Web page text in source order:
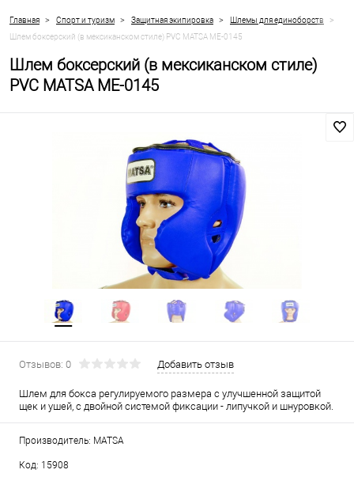
Главная > Спорт и туризм > Защитная экипировка > Шлемы для единоборств >
Шлем боксерский (в мексиканском стиле) PVC MATSA ME-0145
Шлем боксерский (в мексиканском стиле)
PVC MATSA ME-0145
Отзывов: 0 Добавить отзыв
Шлем для бокса регулируемого размера с улучшенной защитой
щек и ушей, с двойной системой фиксации - липучкой и шнуровкой.
Производитель: MATSA
Код: 15908